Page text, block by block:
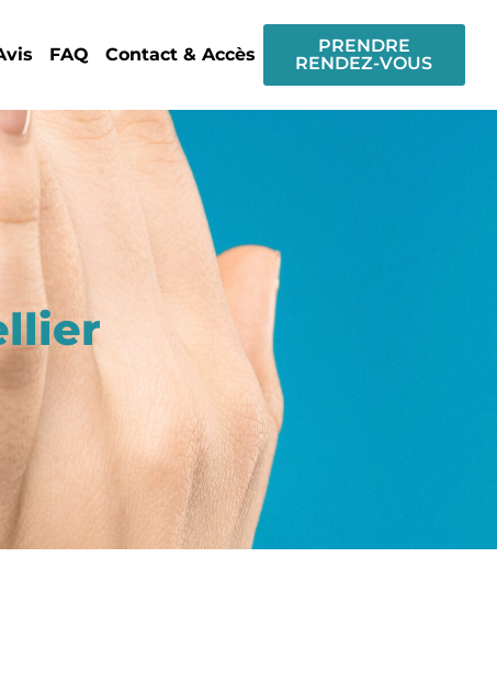
FAQ Contact & Accès
PRENDRE
RENDEZ-VOUS